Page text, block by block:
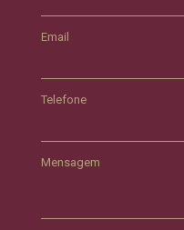
Email
Telefone
Mensagem